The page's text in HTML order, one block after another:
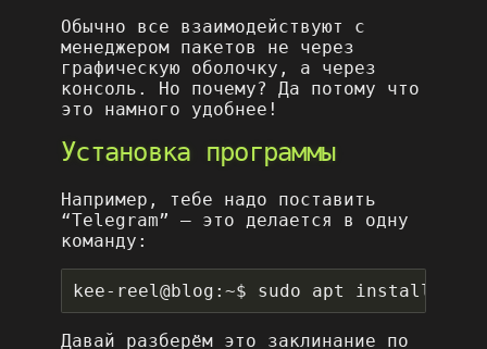
Обычно все взаимодействуют с
менеджером пакетов не через
графическую оболочку, а через
консоль. Но почему? Да потому что
это намного удобнее!
Установка программы
Например, тебе надо поставить
“Telegram” – это делается в одну
команду:
Давай разберём это заклинание по